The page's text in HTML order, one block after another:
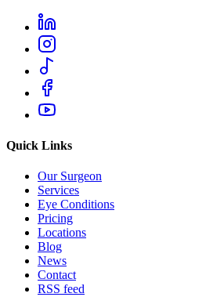
Quick Links
Our Surgeon
Services
Eye Conditions
Pricing
Locations
Blog
News
Contact
RSS feed